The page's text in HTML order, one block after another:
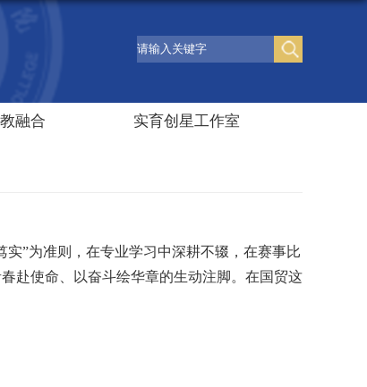
融合 实育创星工作室
实”为准则，在专业学习中深耕不辍，在赛事比
春赴使命、以奋斗绘华章的生动注脚。在国贸这